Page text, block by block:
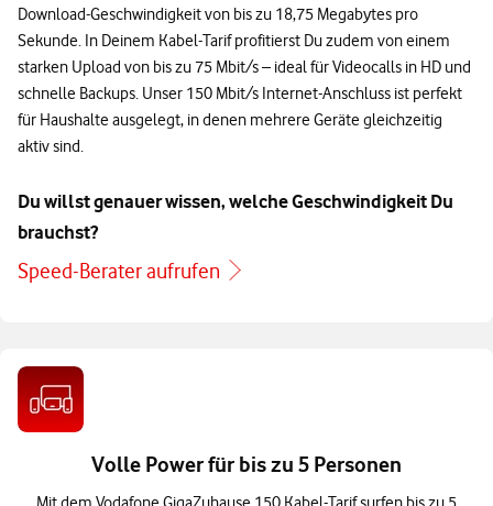
Download-Geschwindigkeit von bis zu 18,75 Megabytes pro
Sekunde. In Deinem Kabel-Tarif profitierst Du zudem von einem
starken Upload von bis zu 75 Mbit/s – ideal für Videocalls in HD und
schnelle Backups. Unser 150 Mbit/s Internet-Anschluss ist perfekt
für Haushalte ausgelegt, in denen mehrere Geräte gleichzeitig
aktiv sind.
Du willst genauer wissen, welche Geschwindigkeit Du
brauchst?
Speed-Berater aufrufen
Volle Power für bis zu 5 Personen